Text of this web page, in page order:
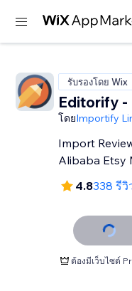
รับรองโดย Wix
Editorify
โดยImportify
Import
Alibaba Etsy
4.8338 รีวิ
ต้องมีเว็บไซต์